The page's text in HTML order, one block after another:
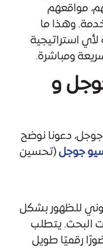
مواقعهم
وهذا ما
لأي استراتيجية
ومباشرة.
و
دعونا نوضح
جوجل(تحسين
للظهور بشكل
البحث. يتطلب
رقميًا طويل